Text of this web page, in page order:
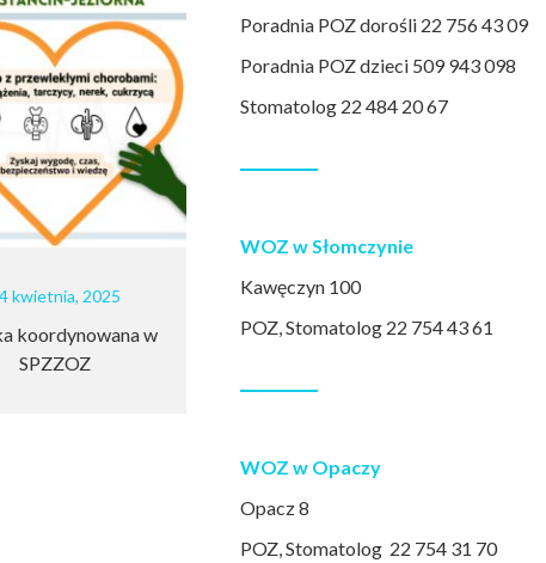
2025
w
25 marca, 2021
Podziękowania
Poradnia POZ dorośli 22 756 43 09
Poradnia POZ dzieci 509 943 098
Stomatolog 22 484 20 67
WOZ w Słomczynie
Kawęczyn 100
POZ, Stomatolog 22 754 43 61
WOZ w Opaczy
Opacz 8
POZ, Stomatolog 22 754 31 70